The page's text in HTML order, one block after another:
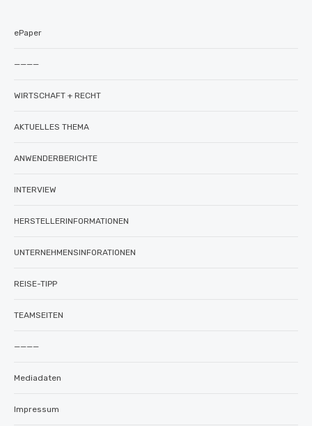
ePaper
————
WIRTSCHAFT + RECHT
AKTUELLES THEMA
ANWENDERBERICHTE
INTERVIEW
HERSTELLERINFORMATIONEN
UNTERNEHMENSINFORATIONEN
REISE-TIPP
TEAMSEITEN
————
Mediadaten
Impressum